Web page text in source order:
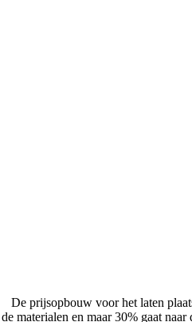
De prijsopbouw voor het laten
materialen en maar 30% gaat